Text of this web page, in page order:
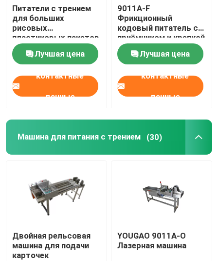
Напечатать Системы маркировки
Сдвижная таблица для кодирования
Проходные системы
перемоточная машина
Системы чернильного кодирования
Картонная кормовая машина
Ротационная кодирующая машина
Кодирование струйного принтера
Питатели с трением
для больших
рисовых
пластиковых пакетов
Лучшая цена
контактные
данные
9011A-F
Фрикционный
кодовый питатель с
приёмником и крепкой
принтера
Лучшая цена
контактные
данные
Машина для питания с трением (30)
Двойная рельсовая
машина для подачи
карточек
YOUGAO 9011A-O
Лазерная машина